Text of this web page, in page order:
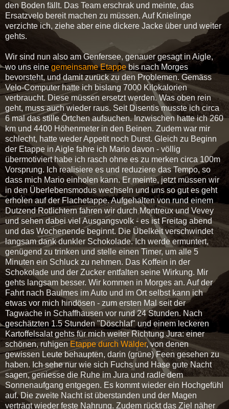
den Boden fällt. Das Team erschrak und meinte, das
Ersatzvelo bereit machen zu müssen. Auf Knielinge
verzichte ich, ziehe aber eine dickere Jacke über und weiter
gehts.
Wir sind nun also am Genfersee, genauer gesagt in Aigle,
wo uns eine gemeinsame Etappebis nach Morges
bevorsteht, und damit zurück zu den Problemen. Gemäss
Velo-Computer hatte ich bislang 7000 Kilokalorien
verbraucht. Diese müssen ersetzt werden. Was oben rein
geht, muss auch wieder raus. Seit Disentis musste ich circa
6 mal das stille Örtchen aufsuchen. Inzwischen hatte ich 260
km und 4400 Höhenmeter in den Beinen. Zudem war mir
schlecht, hatte weder Appetit noch Durst. Gleich zu Beginn
der Etappe in Aigle fahre ich Mario davon - völlig
übermotiviert habe ich rasch ohne es zu merken circa 100m
Vorsprung. Ich realisiere es und reduziere das Tempo, so
dass mich Mario einholen kann. Er meinte, jetzt müssen wir
in den Überlebensmodus wechseln und uns so gut es geht
erholen auf der Flachetappe. Aufgehalten von rund einem
Dutzend Rotlichtern fahren wir durch Montreux und Vevey
und sehen dabei viel Ausgangsvolk - es ist Freitag abend
und das Wochenende beginnt. Die Übelkeit verschwindet
langsam dank dunkler Schokolade. Ich werde ermuntert,
genügend zu trinken und stelle einen Timer, um alle 5
Minuten ein Schluck zu nehmen. Das Koffein in der
Schokolade und der Zucker entfalten seine Wirkung. Mir
gehts langsam besser. Wir kommen in Morges an. Auf der
Fahrt nach Baulmes im Auto und im Ort selbst kann ich
etwas vor mich hindösen - zum ersten Mal seit der
Tagwache in Schaffhausen vor rund 24 Stunden. Nach
geschätzten 1.5 Stunden "Döschlaf" und einem leckeren
Kartoffelsalat gehts für mich weiter Richtung Jura: einer
schönen, ruhigenEtappe durch Wälder, von denen
gewissen Leute behaupten, darin (grüne) Feen gesehen zu
haben. Ich sehe nur wie sich Fuchs und Hase gute Nacht
sagen, geniesse die Ruhe im Jura und radle dem
Sonnenaufgang entgegen. Es kommt wieder ein Hochgefühl
auf. Die zweite Nacht ist überstanden und der Magen
verträgt wieder feste Nahrung. Zudem rückt das Ziel näher